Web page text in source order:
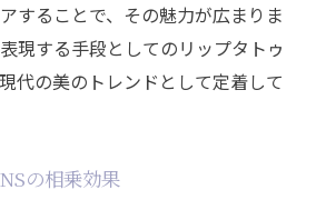
することで、その魅力が広まりま
現する手段としてのリップタトゥ
代の美のトレンドとして定着して
の相乗効果